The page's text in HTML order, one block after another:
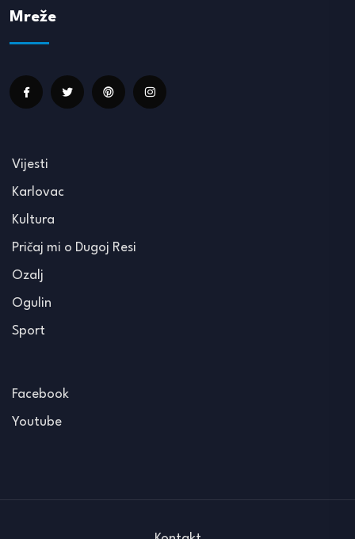
Mreže
Vijesti
Karlovac
Kultura
Pričaj mi o Dugoj Resi
Ozalj
Ogulin
Sport
Facebook
Youtube